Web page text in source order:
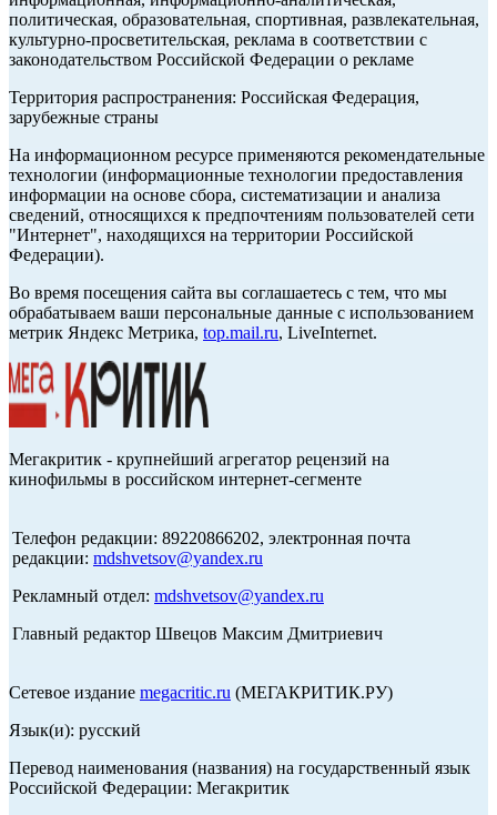
политическая, образовательная, спортивная, развлекательная,
культурно-просветительская, реклама в соответствии с
законодательством Российской Федерации о рекламе
Территория распространения: Российская Федерация,
зарубежные страны
На информационном ресурсе применяются рекомендательные
технологии (информационные технологии предоставления
информации на основе сбора, систематизации и анализа
сведений, относящихся к предпочтениям пользователей сети
"Интернет", находящихся на территории Российской
Федерации).
Во время посещения сайта вы соглашаетесь с тем, что мы
обрабатываем ваши персональные данные с использованием
метрик Яндекс Метрика, top.mail.ru, LiveInternet.
Мегакритик - крупнейший агрегатор рецензий на
кинофильмы в российском интернет-сегменте
Телефон редакции: 89220866202, электронная почта
редакции: mdshvetsov@yandex.ru
Рекламный отдел: mdshvetsov@yandex.ru
Главный редактор Швецов Максим Дмитриевич
Сетевое издание megacritic.ru (МЕГАКРИТИК.РУ)
Язык(и): русский
Перевод наименования (названия) на государственный язык
Российской Федерации: Мегакритик